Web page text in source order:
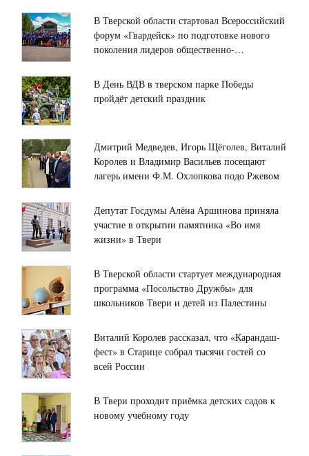
В Тверской области стартовал Всероссийский
форум «Гвардейск» по подготовке нового
поколения лидеров общественно-
В День ВДВ в тверском парке Победы
пройдёт детский праздник
Дмитрий Медведев, Игорь Щёголев, Виталий
Королев и Владимир Васильев посещают
лагерь имени Ф.М. Охлопкова подо Ржевом
Депутат Госдумы Алёна Аршинова приняла
участие в открытии памятника «Во имя
жизни» в Твери
В Тверской области стартует международная
программа «Посольство Дружбы» для
школьников Твери и детей из Палестины
Виталий Королев рассказал, что «Карандаш-
фест» в Старице собрал тысячи гостей со
всей России
В Твери проходит приёмка детских садов к
новому учебному году